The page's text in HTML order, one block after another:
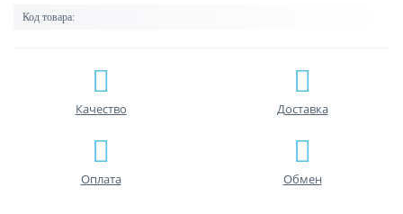
Код товара:
Качество Доставка
Оплата Обмен